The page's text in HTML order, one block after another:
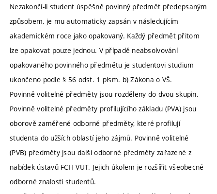
Nezakončí-li student úspěšně povinný předmět předepsaným
způsobem, je mu automaticky zapsán v následujícím
akademickém roce jako opakovaný. Každý předmět přitom
lze opakovat pouze jednou. V případě neabsolvování
opakovaného povinného předmětu je studentovi studium
ukončeno podle § 56 odst. 1 písm. b) Zákona o VŠ.
Povinně volitelné předměty jsou rozděleny do dvou skupin.
Povinně volitelné předměty profilujícího základu (PVA) jsou
oborově zaměřené odborné předměty, které profilují
studenta do užších oblastí jeho zájmů. Povinně volitelné
(PVB) předměty jsou další odborné předměty zařazené z
nabídek ústavů FCH VUT. Jejich úkolem je rozšířit všeobecné
odborné znalosti studentů.